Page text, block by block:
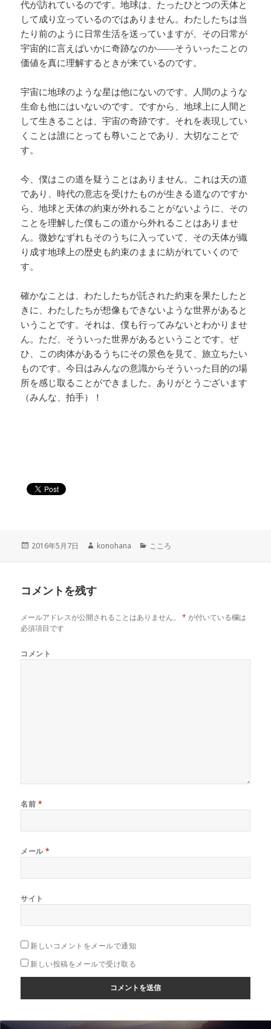
代が訪れているのです。地球は、たったひとつの天体と
して成り立っているのではありません。わたしたちは当
たり前のように日常生活を送っていますが、その日常が
宇宙的に言えばいかに奇跡なのか――そういったことの
価値を真に理解するときが来ているのです。
宇宙に地球のような星は他にないのです。人間のような
生命も他にはいないのです。ですから、地球上に人間と
して生きることは、宇宙の奇跡です。それを表現してい
くことは誰にとっても尊いことであり、大切なことで
す。
今、僕はこの道を疑うことはありません。これは天の道
であり、時代の意志を受けたものが生きる道なのですか
ら、地球と天体の約束が外れることがないように、その
ことを理解した僕もこの道から外れることはありませ
ん。微妙なずれもそのうちに入っていて、その天体が織
り成す地球上の歴史も約束のままに紡がれていくので
す。
確かなことは、わたしたちが託された約束を果たしたと
きに、わたしたちが想像もできないような世界があると
いうことです。それは、僕も行ってみないとわかりませ
ん。ただ、そういった世界があるということです。ぜ
ひ、この肉体があるうちにその景色を見て、旅立ちたい
ものです。今日はみんなの意識からそういった目的の場
所を感じ取ることができました。ありがとうございます
（みんな、拍手）！
投
2016年5月7日
作
konohana
カ
こころ
コメントを残す
メールアドレスが公開されることはありません。 * が付いている欄は
必須項目です
コメント
名前 *
メール*
サイト
新しいコメントをメールで通知
新しい投稿をメールで受け取る